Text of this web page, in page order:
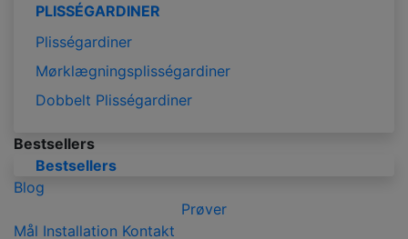
PLISSÉGARDINER
Plisségardiner
Mørklægningsplisségardiner
Dobbelt Plisségardiner
Bestsellers
Bestsellers
Blog
Prøver
Mål Installation Kontakt